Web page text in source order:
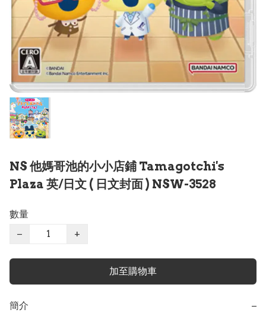
NS 他媽哥池的小小店鋪 Tamagotchi's
Plaza 英/日文 ( 日文封面 ) NSW-3528
數量
−
+
加至購物車
簡介 −